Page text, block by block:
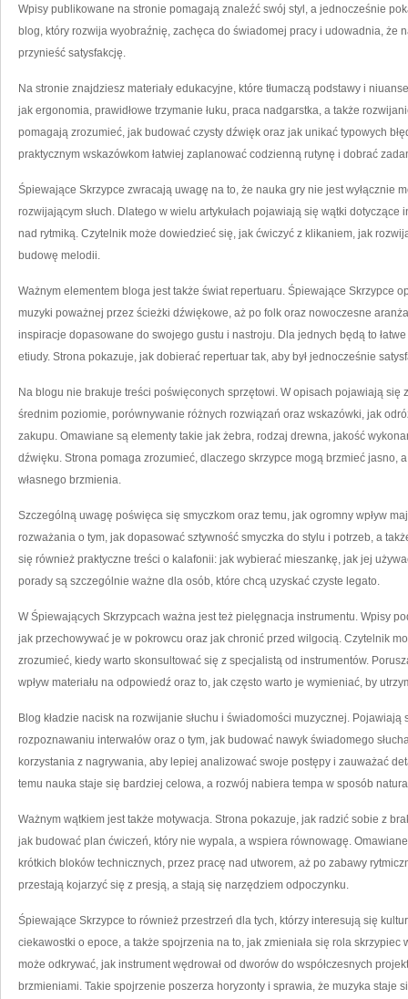
Wpisy publikowane na stronie pomagają znaleźć swój styl, a jednocześnie
blog, który rozwija wyobraźnię, zachęca do świadomej pracy i udowadnia, że
przynieść satysfakcję.
Na stronie znajdziesz materiały edukacyjne, które tłumaczą podstawy i
jak ergonomia, prawidłowe trzymanie łuku, praca nadgarstka, a także
pomagają zrozumieć, jak budować czysty dźwięk oraz jak unikać typowych
praktycznym wskazówkom łatwiej zaplanować codzienną rutynę i dobrać
Śpiewające Skrzypce zwracają uwagę na to, że nauka gry nie jest wyłącznie
rozwijającym słuch. Dlatego w wielu artykułach pojawiają się wątki
nad rytmiką. Czytelnik może dowiedzieć się, jak ćwiczyć z klikaniem, jak
budowę melodii.
Ważnym elementem bloga jest także świat repertuaru. Śpiewające Skrzypce
muzyki poważnej przez ścieżki dźwiękowe, aż po folk oraz nowoczesne
inspiracje dopasowane do swojego gustu i nastroju. Dla jednych będą to
etiudy. Strona pokazuje, jak dobierać repertuar tak, aby był jednocześnie
Na blogu nie brakuje treści poświęconych sprzętowi. W opisach pojawiają
średnim poziomie, porównywanie różnych rozwiązań oraz wskazówki, jak
zakupu. Omawiane są elementy takie jak żebra, rodzaj drewna, jakość
dźwięku. Strona pomaga zrozumieć, dlaczego skrzypce mogą brzmieć jasno,
własnego brzmienia.
Szczególną uwagę poświęca się smyczkom oraz temu, jak ogromny wpływ
rozważania o tym, jak dopasować sztywność smyczka do stylu i potrzeb, a
się również praktyczne treści o kalafonii: jak wybierać mieszankę, jak jej
porady są szczególnie ważne dla osób, które chcą uzyskać czyste legato.
W Śpiewających Skrzypcach ważna jest też pielęgnacja instrumentu. Wpisy
jak przechowywać je w pokrowcu oraz jak chronić przed wilgocią. Czytelnik
zrozumieć, kiedy warto skonsultować się z specjalistą od instrumentów.
wpływ materiału na odpowiedź oraz to, jak często warto je wymieniać, by
Blog kładzie nacisk na rozwijanie słuchu i świadomości muzycznej.
rozpoznawaniu interwałów oraz o tym, jak budować nawyk świadomego
korzystania z nagrywania, aby lepiej analizować swoje postępy i zauważać
temu nauka staje się bardziej celowa, a rozwój nabiera tempa w sposób
Ważnym wątkiem jest także motywacja. Strona pokazuje, jak radzić sobie z
jak budować plan ćwiczeń, który nie wypala, a wspiera równowagę.
krótkich bloków technicznych, przez pracę nad utworem, aż po zabawy
przestają kojarzyć się z presją, a stają się narzędziem odpoczynku.
Śpiewające Skrzypce to również przestrzeń dla tych, którzy interesują się
ciekawostki o epoce, a także spojrzenia na to, jak zmieniała się rola
może odkrywać, jak instrument wędrował od dworów do współczesnych
brzmieniami. Takie spojrzenie poszerza horyzonty i sprawia, że muzyka staje